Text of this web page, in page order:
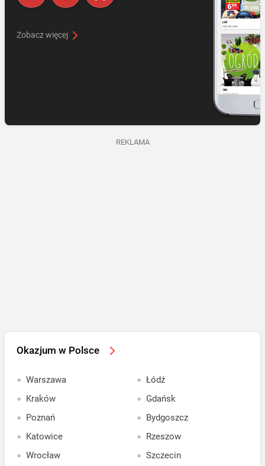
Zobacz więcej
REKLAMA
Okazjum w Polsce
Warszawa
Kraków
Poznań
Katowice
Wrocław
Łódź
Gdańsk
Bydgoszcz
Rzeszow
Szczecin